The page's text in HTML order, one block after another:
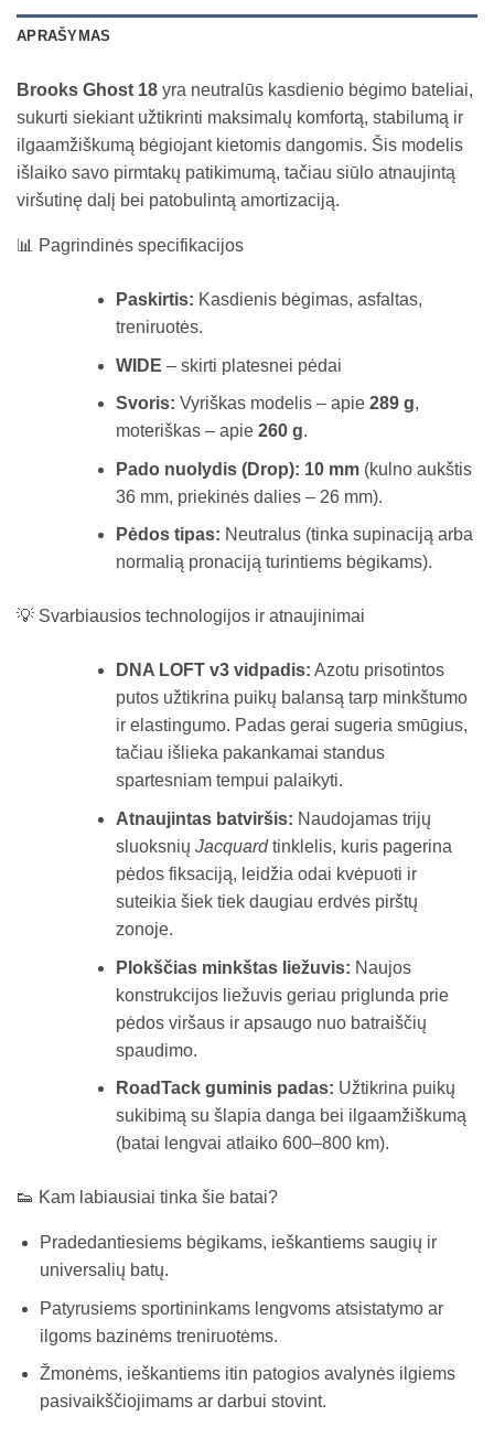
APRAŠYMAS
Brooks Ghost 18 yra neutralūs kasdienio bėgimo bateliai,
sukurti siekiant užtikrinti maksimalų komfortą, stabilumą ir
ilgaamžiškumą bėgiojant kietomis dangomis. Šis modelis
išlaiko savo pirmtakų patikimumą, tačiau siūlo atnaujintą
viršutinę dalį bei patobulintą amortizaciją.
📊 Pagrindinės specifikacijos
Paskirtis: Kasdienis bėgimas, asfaltas,
treniruotės.
WIDE – skirti platesnei pėdai
Svoris: Vyriškas modelis – apie 289 g,
moteriškas – apie 260 g.
Pado nuolydis (Drop): 10 mm(kulno aukštis
36 mm, priekinės dalies – 26 mm).
Pėdos tipas: Neutralus (tinka supinaciją arba
normalią pronaciją turintiems bėgikams).
💡 Svarbiausios technologijos ir atnaujinimai
DNA LOFT v3 vidpadis: Azotu prisotintos
putos užtikrina puikų balansą tarp minkštumo
ir elastingumo. Padas gerai sugeria smūgius,
tačiau išlieka pakankamai standus
spartesniam tempui palaikyti.
Atnaujintas batviršis: Naudojamas trijų
sluoksnių Jacquardtinklelis, kuris pagerina
pėdos fiksaciją, leidžia odai kvėpuoti ir
suteikia šiek tiek daugiau erdvės pirštų
zonoje.
Plokščias minkštas liežuvis: Naujos
konstrukcijos liežuvis geriau priglunda prie
pėdos viršaus ir apsaugo nuo batraiščių
spaudimo.
RoadTack guminis padas: Užtikrina puikų
sukibimą su šlapia danga bei ilgaamžiškumą
(batai lengvai atlaiko 600–800 km).
👟 Kam labiausiai tinka šie batai?
Pradedantiesiems bėgikams, ieškantiems saugių ir
universalių batų.
Patyrusiems sportininkams lengvoms atsistatymo ar
ilgoms bazinėms treniruotėms.
Žmonėms, ieškantiems itin patogios avalynės ilgiems
pasivaikščiojimams ar darbui stovint.